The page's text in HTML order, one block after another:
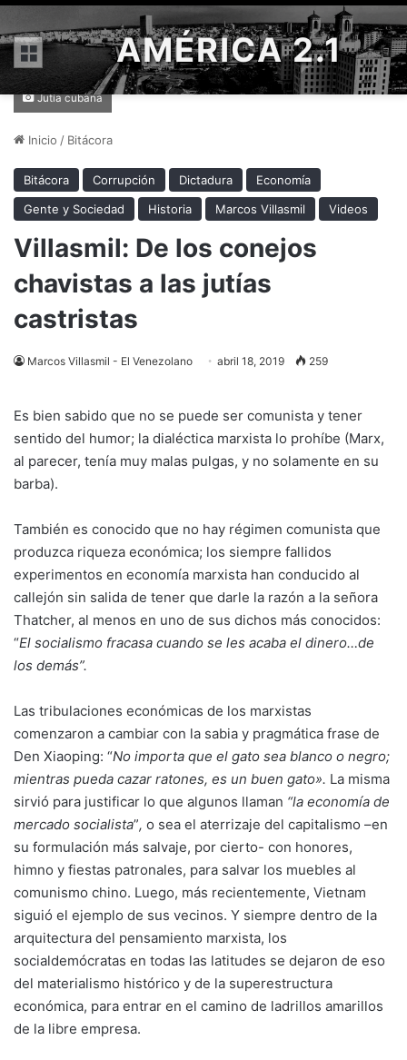
Menú AMÉRICA 2.1
Jutía cubana
Inicio / Bitácora
Bitácora Corrupción Dictadura
Economía
Gente y Sociedad
Historia Marcos Villasmil Videos
Villasmil: De los conejos
chavistas a las jutías
castristas
Marcos Villasmil - El Venezolano abril 18, 2019 259
Es bien sabido que no se puede ser comunista y tener
sentido del humor; la dialéctica marxista lo prohíbe (Marx,
al parecer, tenía muy malas pulgas, y no solamente en su
barba).
También es conocido que no hay régimen comunista que
produzca riqueza económica; los siempre fallidos
experimentos en economía marxista han conducido al
callejón sin salida de tener que darle la razón a la señora
Thatcher, al menos en uno de sus dichos más conocidos:
“El socialismo fracasa cuando se les acaba el dinero…de
los demás”.
Las tribulaciones económicas de los marxistas
comenzaron a cambiar con la sabia y pragmática frase de
Den Xiaoping: “No importa que el gato sea blanco o negro;
mientras pueda cazar ratones, es un buen gato». La misma
sirvió para justificar lo que algunos llaman “la economía de
mercado socialista”, o sea el aterrizaje del capitalismo –en
su formulación más salvaje, por cierto- con honores,
himno y fiestas patronales, para salvar los muebles al
comunismo chino. Luego, más recientemente, Vietnam
siguió el ejemplo de sus vecinos. Y siempre dentro de la
arquitectura del pensamiento marxista, los
socialdemócratas en todas las latitudes se dejaron de eso
del materialismo histórico y de la superestructura
económica, para entrar en el camino de ladrillos amarillos
de la libre empresa.